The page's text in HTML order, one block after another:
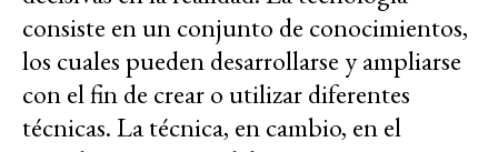
consiste en un conjunto de conocimientos,
los cuales pueden desarrollarse y ampliarse
con el fin de crear o utilizar diferentes
técnicas. La técnica, en cambio, en el